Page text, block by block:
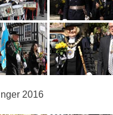
2016